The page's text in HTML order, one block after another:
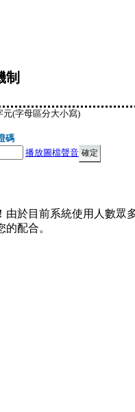
制
(字母區分大小寫)
碼
播放圖檔聲音
由於目前系統使用人數眾
配合。